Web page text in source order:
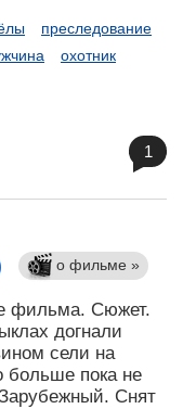
преследование
охотник
1
о фильме »
фильма. Сюжет.
догнали
сели на
больше пока не
Снят